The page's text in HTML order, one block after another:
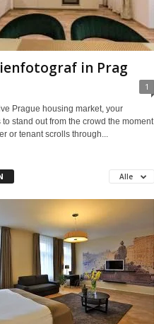
in Prag
1
Prague housing market, your
stand out from the crowd the moment
or tenant scrolls through...
Alle